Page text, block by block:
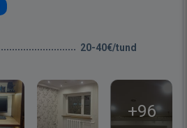
20-40€/tund
+96